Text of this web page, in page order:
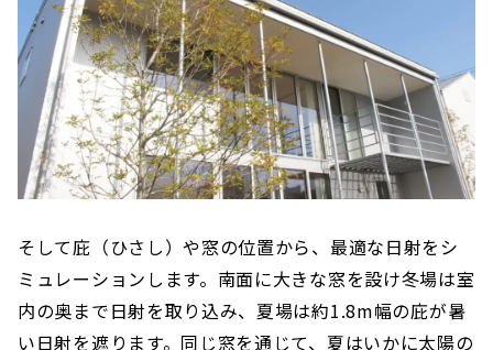
そして庇（ひさし）や窓の位置から、最適な日射をシ
ミュレーションします。南面に大きな窓を設け冬場は室
内の奥まで日射を取り込み、夏場は約1.8m幅の庇が暑
い日射を遮ります。同じ窓を通じて、夏はいかに太陽の